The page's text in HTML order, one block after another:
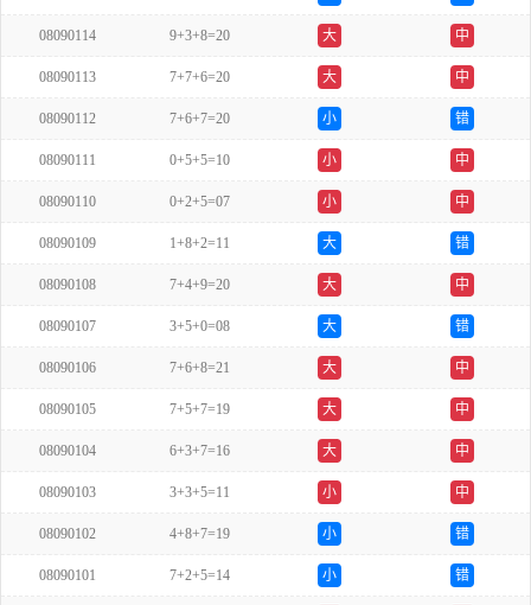
08090114 9+3+8=20 大 中
08090113 7+7+6=20 大 中
08090112 7+6+7=20 小 错
08090111 0+5+5=10 小 中
08090110 0+2+5=07 小 中
08090109 1+8+2=11 大 错
08090108 7+4+9=20 大 中
08090107 3+5+0=08 大 错
08090106 7+6+8=21 大 中
08090105 7+5+7=19 大 中
08090104 6+3+7=16 大 中
08090103 3+3+5=11 小 中
08090102 4+8+7=19 小 错
08090101 7+2+5=14 小 错